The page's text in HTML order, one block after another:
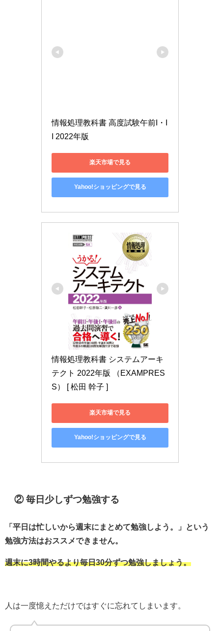
情報処理教科書 高度試験午前I・I
I 2022年版
楽天市場で見る
Yahoo!ショッピングで見る
情報処理教科書 システムアーキ
テクト 2022年版 （EXAMPRES
S） [ 松田 幹子 ]
楽天市場で見る
Yahoo!ショッピングで見る
② 毎日少しずつ勉強する
「平日は忙しいから週末にまとめて勉強しよう。」という
勉強方法はおススメできません。
週末に3時間やるより毎日30分ずつ勉強しましょう。
人は一度憶えただけではすぐに忘れてしまいます。